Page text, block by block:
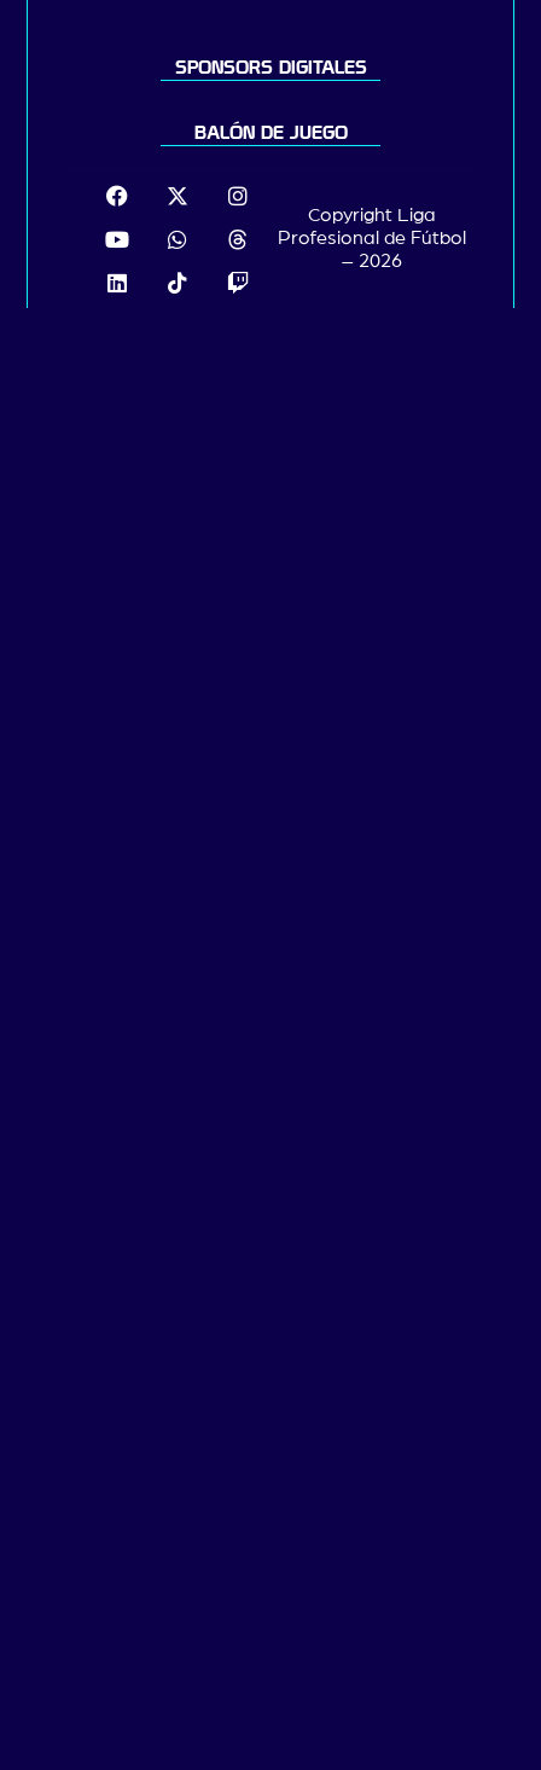
SPONSORS DIGITALES
BALÓN DE JUEGO
Copyright Liga
Profesional de Fútbol
– 2026